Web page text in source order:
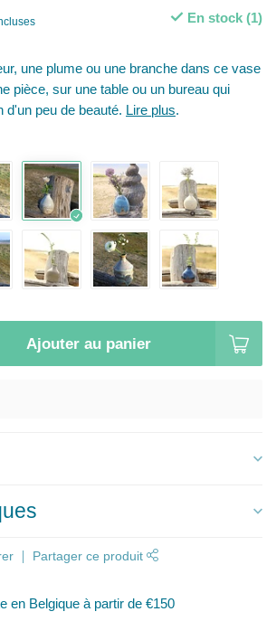
En stock (1)
une plume ou une branche dans ce vase
pièce, sur une table ou un bureau qui
d'un peu de beauté. Lire plus.
Ajouter au panier
Partager ce produit
en Belgique à partir de €150